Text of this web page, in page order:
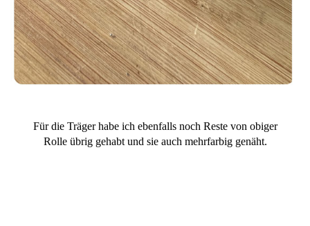
Für die Träger habe ich ebenfalls noch Reste von obiger
Rolle übrig gehabt und sie auch mehrfarbig genäht.